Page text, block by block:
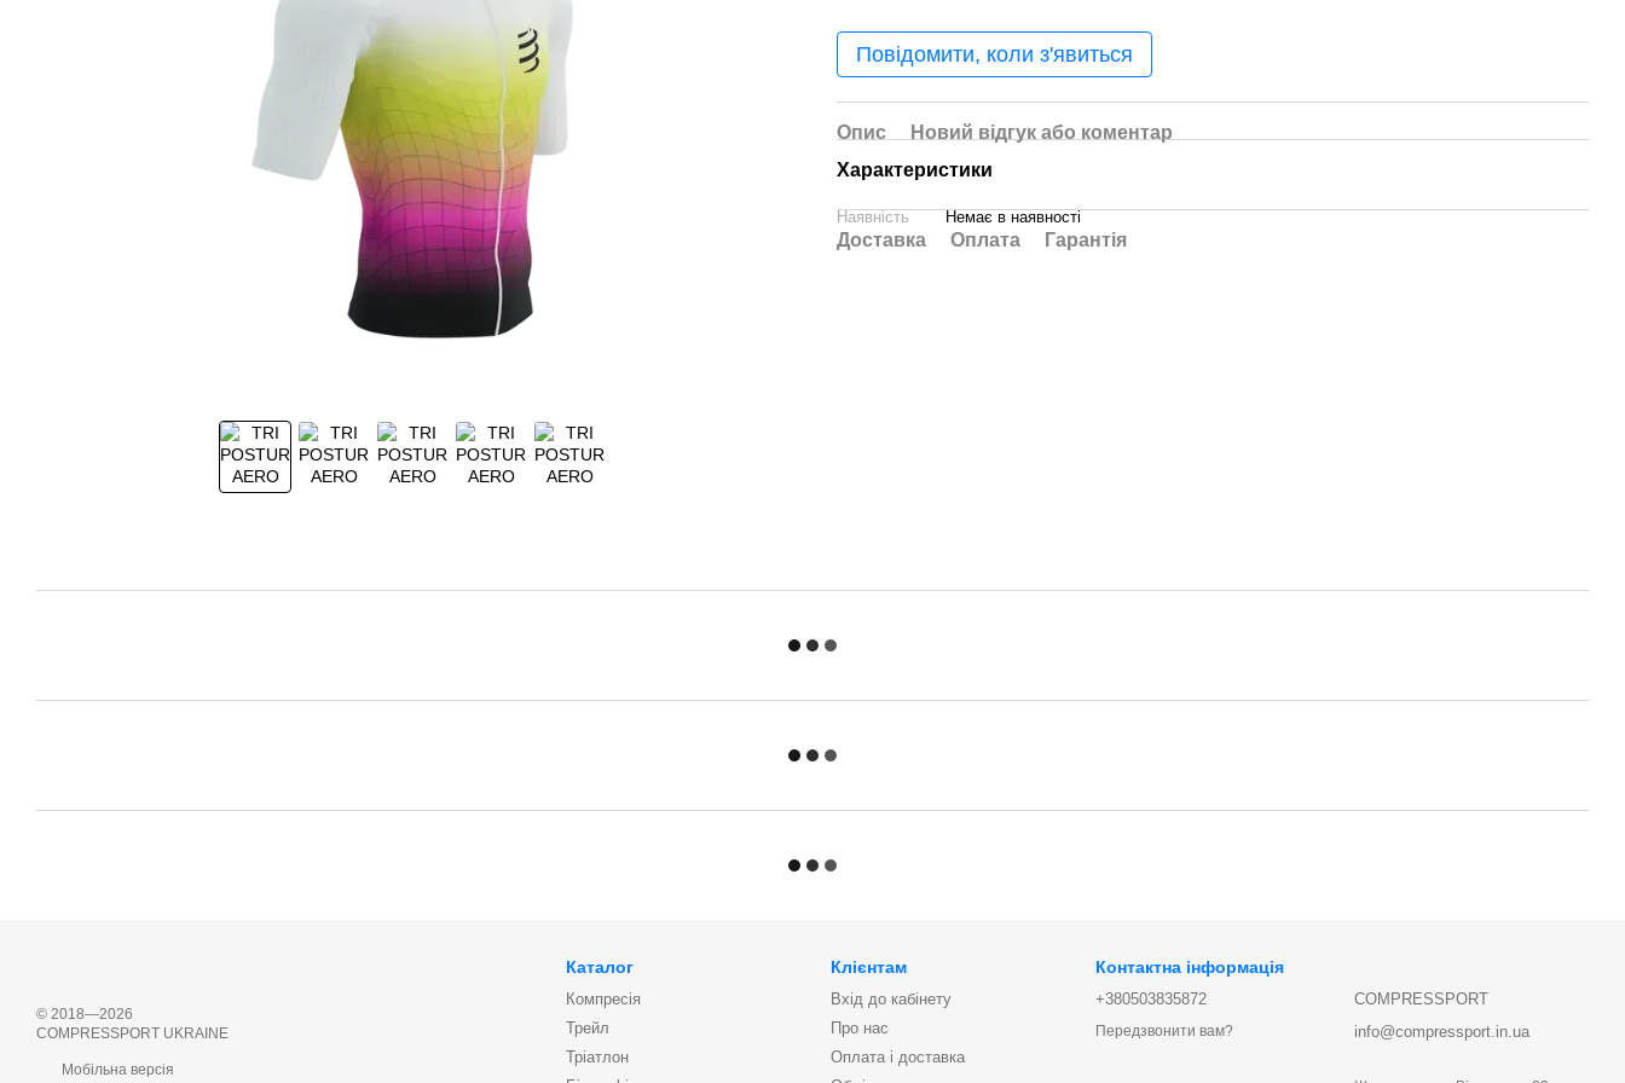
Повідомити, коли з'явиться
Опис
Новий відгук або коментар
Характеристики
Наявність Немає в наявності
Доставка Оплата Гарантія
© 2018—2026
COMPRESSPORT UKRAINE
Мобільна версія
Каталог
Компресія
Трейл
Тріатлон
Клієнтам
Вхід до кабінету
Про нас
Оплата і доставка
Контактна інформація
+380503835872
Передзвонити вам?
COMPRESSPORT
info@compressport.in.ua